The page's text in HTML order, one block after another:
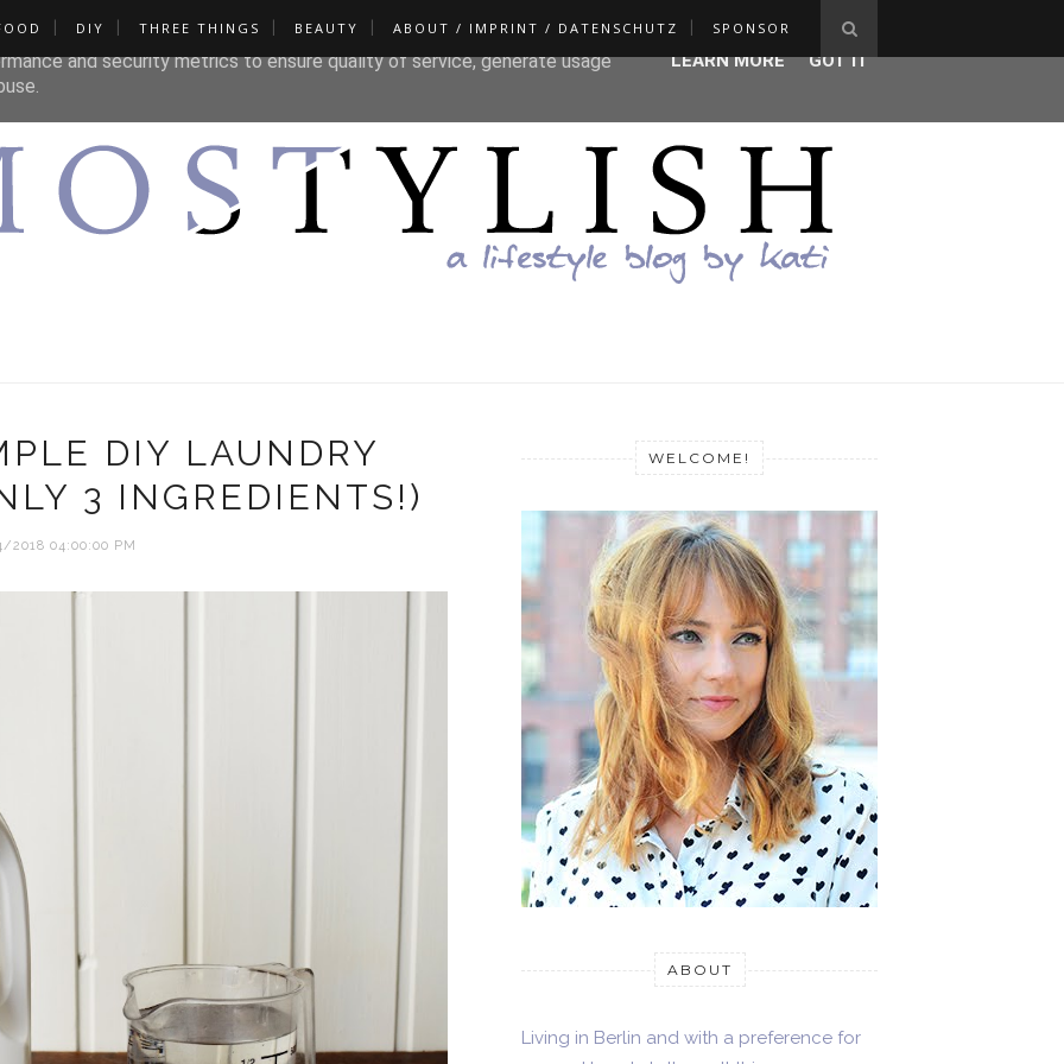
DIY THREE THINGS BEAUTY ABOUT / IMPRINT / DATENSCHUTZ SPONSOR
DIY LAUNDRY
3 INGREDIENTS!)
2018 04:00:00 PM
WELCOME!
ABOUT
Living in Berlin and with a preference for
its services and to analyze traffic. Your IP address and user-agent
and security metrics to ensure quality of service, generate usage
LEARN MORE GOT IT